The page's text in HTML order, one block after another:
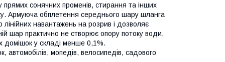
сонячних променів, стирання та інших
Армуюча обплетення середнього шару шланга
лінійних навантажень на розрив і дозволяє
шар практично не створює опору потоку води,
домішок у складі менше 0,1%.
автомобілів, мопедів, велосипедів, садового